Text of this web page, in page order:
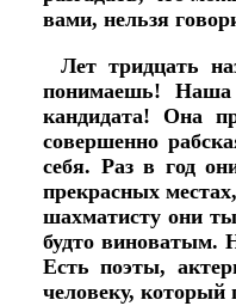
вами, нельзя
Лет тридцать
понимаешь! Наша
кандидата! Она
совершенно
себя. Раз в год
прекрасных
шахматисту они
будто виноватым.
Есть поэты,
человеку, который